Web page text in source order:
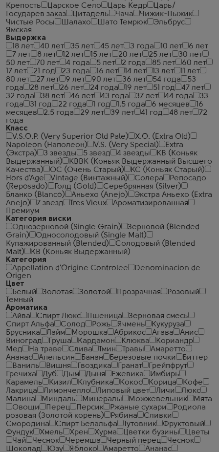
Крепость
Царское Село Царь Кедр
Царь/
Государев заказ
Цитадель Чача
Чижик-Пыжик
Чистые Росы
Шалахо Шато Темрюк
Эльбрус
Ямская
Выдержка
18 лет
40 лет 35 лет 45 лет 3 года 10 лет
6 лет
7 лет
8 лет 12 лет 15 лет 20 лет 25 лет
30 лет
50 лет
70 лет 4 года 5 лет 2 года 85 лет
60 лет
17 лет
21 год 23 года 16 лет 14 лет 13 лет
11 лет
80 лет
27 лет 9 лет 90 лет 36 лет 54 года
53
года
28 лет 26 лет 24 года 19 лет 51 год
47 лет
32 года
38 лет 46 лет 43 года 37 лет 44 года
33
года
31 год 22 года 1 год 1.5 года 6 месяцев
16
месяцев
2.5 года 29 лет 39 лет 41 год 48 лет
72
года
Класс
V.S.O.P. (Very Superior Old Pale)
X.O. (Extra Old)
Napoleon (Наполеон)
V.S. (Very Special)
Extra
(Экстра)
3 звезды 5 звезд 4 звезды
КВ (Коньяк
Выдержанный)
КВВК (Коньяк Выдержанный Высшего
Качества)
ОС (Очень Старый)
КС (Коньяк Старый)
Hors d'Age
Vintage (Винтажный) Солера
Репосадо
(Reposado)
Голд (Gold)
Серебрянная (Silver)
Бланко (Blanco)
Аньехо (Anejo)
Экстра Аньехо (Extra
Anejo)
7 звезд Tres Vieux
Ароматизированная
Премиум
Категория виски
Однозерновой (Single Grain)
Зерновой (Blended
Grain)
Односолодовый (Single Malt)
Купажированный (Blended)
Солодовый (Blended
Malt)
КВ (Коньяк Выдержанный)
Категория
Appellation d'Origine Controlee
Denominacion de
Origen
Цвет
Белый
Золотая Золотой Прозрачная
Розовый
Темный
Ароматика
Айва
Спирт Люкс Пшеница
Зерновая смесь
Спирт Альфа
Солод Рожь Ячмень
Кукуруза
Брусника
Лайм Морошка Абрикос Агава
Анис
Виноград
Груша Кардамон Клюква
Кориандр
Мед
На траве Слива Тмин Травы
Амаретто
Ананас
Апельсин Банан Березовые почки
Биттер
Ваниль
Вишня Гвоздика Гранат
Грейпфрут
Гречиха
Дуб Дым Дыня Ежевика
Имбирь
Карамель
Кизил Клубника Кокос Корица
Кофе
Лакрица
Лимончелло Липовый цвет Личи
Люкс
Малина
Миндаль Минералы Можжевельник
Мята
Овощи
Перец Персик Ржаные сухари
Родиола
розовая (Золотой корень)
Рябина
Сливки
Смородина
Спирт Белальфа Тутовник
Фруктовый
Фундук
Хмель Хрен Хурма Цветки бузины
Цветы
Чай
Чеcнок Черемша Черный перец
Чеснок
Шоколад
Юзу Яблоко Амаретто
Ананас